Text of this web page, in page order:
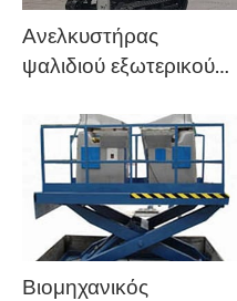
Ανελκυστήρας
ψαλιδιού εξωτερικού
Βιομηχανικός